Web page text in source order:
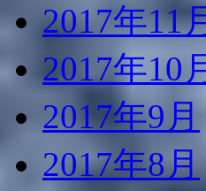
2017年11
2017年10
2017年9月
2017年8月